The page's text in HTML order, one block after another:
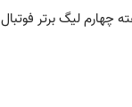
لیگ برتر فوتبال